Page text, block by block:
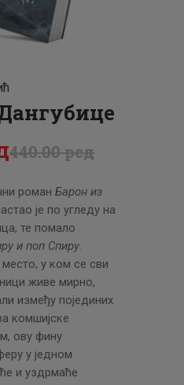
440.00рсд
роман Барон из
је по угледу на
те помало
и поп Спиру.
у ком се сви
живе мирно,
између појединих
комшијске
ову фину
у једном
и уздрмаће